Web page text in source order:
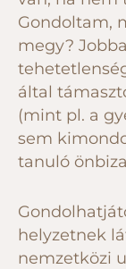
Gondoltam,
megy?
által
(mint pl. a
sem
tanuló
helyzetnek
nemzetközi